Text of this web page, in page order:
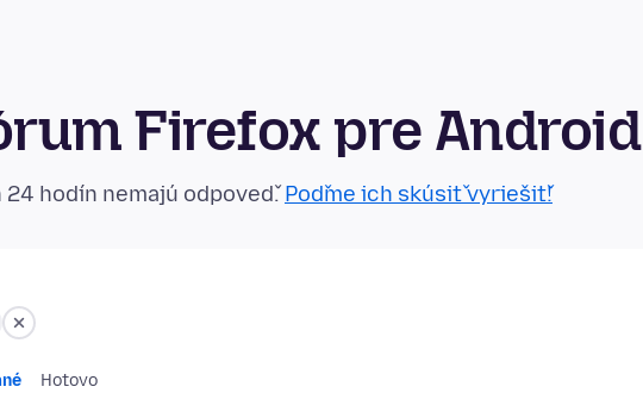
Firefox pre Android
hodín nemajú odpoveď.Poďme ich skúsiť vyriešiť!
Hotovo